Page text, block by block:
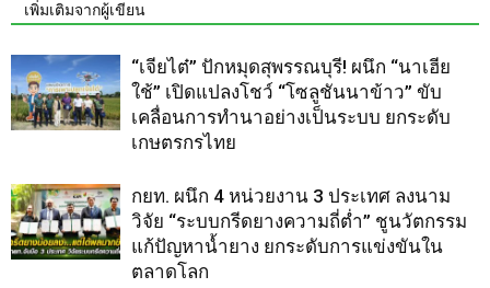
เพิ่มเติมจากผู้เขียน
“เจียไต๋” ปักหมุดสุพรรณบุรี! ผนึก “นาเฮีย
ใช้” เปิดแปลงโชว์ “โซลูชันนาข้าว” ขับ
เคลื่อนการทำนาอย่างเป็นระบบ ยกระดับ
เกษตรกรไทย
กยท. ผนึก 4 หน่วยงาน 3 ประเทศ ลงนาม
วิจัย “ระบบกรีดยางความถี่ต่ำ” ชูนวัตกรรม
แก้ปัญหาน้ำยาง ยกระดับการแข่งขันใน
ตลาดโลก